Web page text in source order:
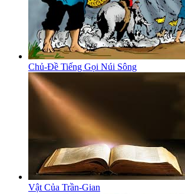
Chủ-Đề Tiếng Gọi Núi Sông
Vật Của Trần-Gian